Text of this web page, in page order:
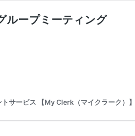
ープミーティング
サービス 【My Clerk（マイクラーク）】